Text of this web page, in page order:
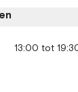
13:00 tot